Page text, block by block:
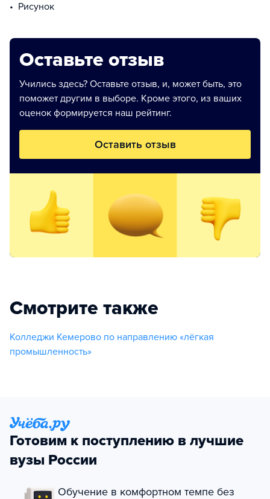
рисунок
Оставьте отзыв
Учились здесь? Оставьте отзыв, и, может быть, это
поможет другим в выборе. Кроме этого, из ваших
оценок формируется наш рейтинг.
Оставить отзыв
Смотрите также
Колледжи Кемерово по направлению «лёгкая
промышленность»
Готовим к поступлению в лучшие
вузы России
Обучение в комфортном темпе без